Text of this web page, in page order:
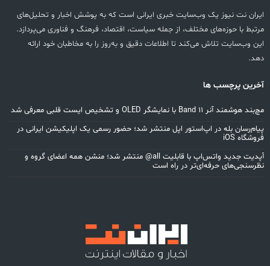
ایران نت نیوز یک وب‌سایت خبری ایرانی است که به پوشش اخبار و تحلیل‌های
مرتبط با حوزه‌های مختلف، از جمله سیاست، اقتصاد، فرهنگ و فناوری می‌پردازد.
این وب‌سایت تلاش می‌کند تا اطلاعات دقیق و به‌روز را به مخاطبان خود ارائه
دهد.
آخرین پرچسب ها
مچ‌بند هوشمند آنر Band 11 با نمایشگر OLED و تشخیص ایست قلبی معرفی شد
پیام‌رسان بله در اپ‌استور اپل منتشر شد؛ حضور رسمی یک اپلیکیشن ایرانی در
فروشگاه iOS
آپدیت جدید واتس‌اپ با قابلیت all@ منتشر شد؛ منشن همه اعضای گروه و
نظرسنجی‌های حرفه‌ای‌تر در راه است